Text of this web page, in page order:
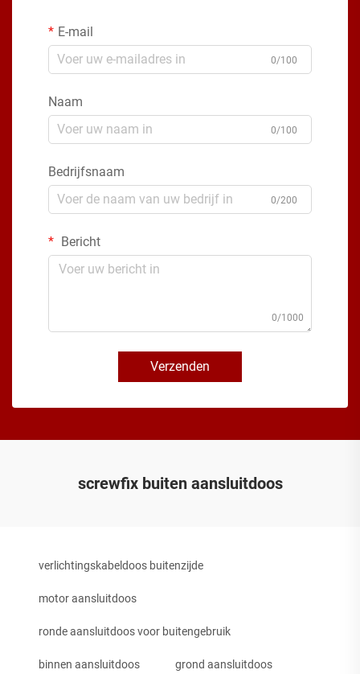
E-mail
0/100
Naam
0/100
Bedrijfsnaam
0/200
Bericht
0/1000
Verzenden
screwfix buiten aansluitdoos
verlichtingskabeldoos buitenzijde
motor aansluitdoos
ronde aansluitdoos voor buitengebruik
binnen aansluitdoos grond aansluitdoos